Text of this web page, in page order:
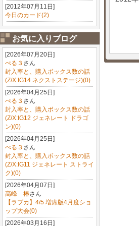
[2012年07月11日]
今日のカード(2)
お気に入りブログ
[2026年07月20日]
ぺる３ さん
封入率と、購入ボックス数の話
(Z/X:IG14 ネクストステージ)(0)
[2026年04月25日]
ぺる３ さん
封入率と、購入ボックス数の話
(Z/X:IG12 ジェネレート ドラゴ
ン)(0)
[2026年04月25日]
ぺる３ さん
封入率と、購入ボックス数の話
(Z/X:IG11 ジェネレート ストライ
ク)(0)
[2026年04月07日]
高峰 椿さん
【ラブカ】4/5 増席版4月度ショ
ップ大会(0)
[2026年03月16日]